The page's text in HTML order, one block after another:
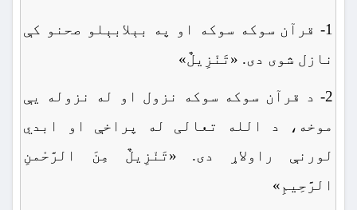
1- قرآن سوکه سوکه او په بېلابېلو صحنو کې
نازل شوی دی. «تَنْزِیلٌ»
2- د قرآن سوکه سوکه نزول او له نزوله یې
موخه، د الله تعالی له پراخې او ابدي
لورنې راولاړ دی. «تَنْزِیلٌ مِنَ الرَّحْمنِ
الرَّحِیمِ»